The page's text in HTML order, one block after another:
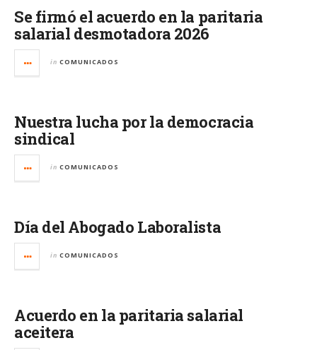
Se firmó el acuerdo en la paritaria
salarial desmotadora 2026
in COMUNICADOS
Nuestra lucha por la democracia
sindical
in COMUNICADOS
Día del Abogado Laboralista
in COMUNICADOS
Acuerdo en la paritaria salarial
aceitera